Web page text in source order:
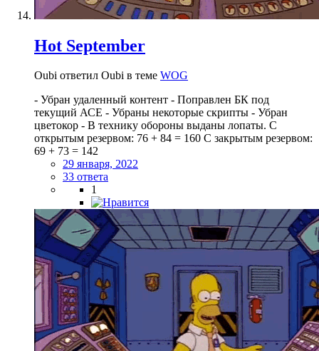
Hot September
Oubi ответил Oubi в теме WOG
- Убран удаленный контент - Поправлен БК под
текущий АСЕ - Убраны некоторые скрипты - Убран
цветокор - В технику обороны выданы лопаты. С
открытым резервом: 76 + 84 = 160 С закрытым резервом:
69 + 73 = 142
29 января, 2022
33 ответа
1